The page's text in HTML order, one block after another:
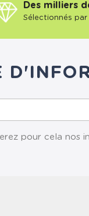
Des milliers
Sélectionnés par
pour cela